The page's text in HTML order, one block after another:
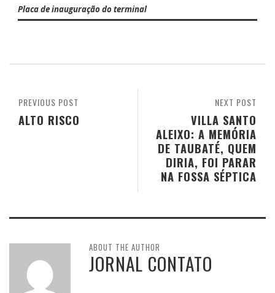
Placa de inauguração do terminal
NEXT POST
VILLA SANTO
ALEIXO: A MEMÓRIA
DE TAUBATÉ, QUEM
DIRIA, FOI PARAR
NA FOSSA SÉPTICA
PREVIOUS POST
ALTO RISCO
ABOUT THE AUTHOR
JORNAL CONTATO